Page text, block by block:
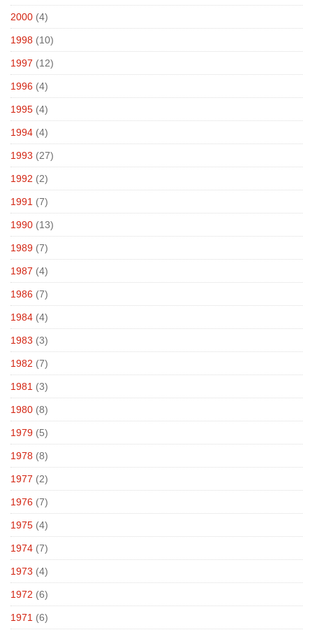
2000 (4)
1998 (10)
1997 (12)
1996 (4)
1995 (4)
1994 (4)
1993 (27)
1992 (2)
1991 (7)
1990 (13)
1989 (7)
1987 (4)
1986 (7)
1984 (4)
1983 (3)
1982 (7)
1981 (3)
1980 (8)
1979 (5)
1978 (8)
1977 (2)
1976 (7)
1975 (4)
1974 (7)
1973 (4)
1972 (6)
1971 (6)